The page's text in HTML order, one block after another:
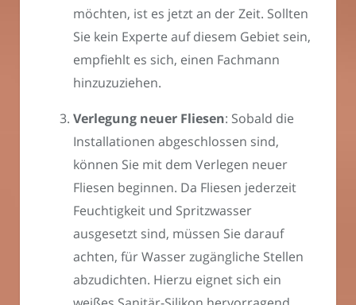
möchten, ist es jetzt an der Zeit. Sollten
Sie kein Experte auf diesem Gebiet sein,
empfiehlt es sich, einen Fachmann
hinzuzuziehen.
Verlegung neuer Fliesen: Sobald die
Installationen abgeschlossen sind,
können Sie mit dem Verlegen neuer
Fliesen beginnen. Da Fliesen jederzeit
Feuchtigkeit und Spritzwasser
ausgesetzt sind, müssen Sie darauf
achten, für Wasser zugängliche Stellen
abzudichten. Hierzu eignet sich ein